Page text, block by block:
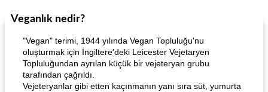
Veganlık nedir?
"Vegan" terimi, 1944 yılında Vegan Topluluğu'nu
oluşturmak için İngiltere'deki Leicester Vejetaryen
Topluluğundan ayrılan küçük bir vejeteryan grubu
tarafından çağrıldı.
Vejeteryanlar gibi etten kaçınmanın yanı sıra süt, yumurta